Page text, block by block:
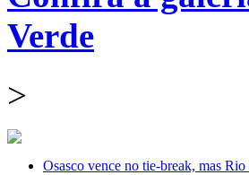
Verde
>
Osasco vence no tie-break, mas Rio